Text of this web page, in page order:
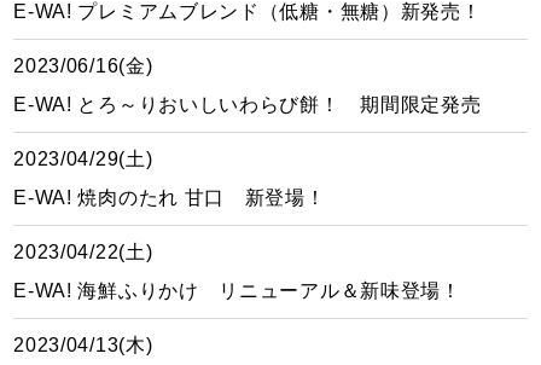
E-WA! プレミアムブレンド（低糖・無糖）新発売！
2023/06/16(金)
E-WA! とろ～りおいしいわらび餅！ 期間限定発売
2023/04/29(土)
E-WA! 焼肉のたれ 甘口 新登場！
2023/04/22(土)
E-WA! 海鮮ふりかけ リニューアル＆新味登場！
2023/04/13(木)